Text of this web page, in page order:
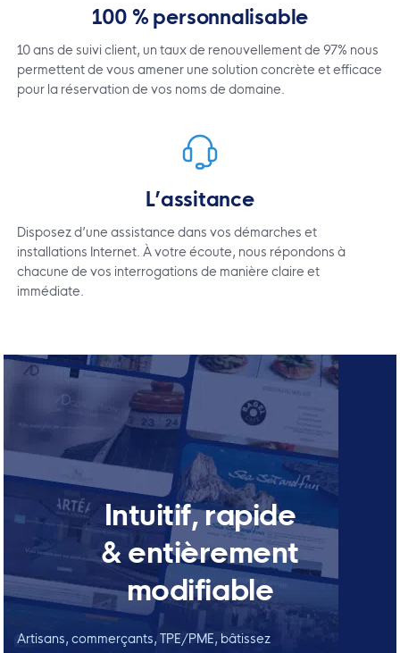
100 % personnalisable
10 ans de suivi client, un taux de renouvellement de 97% nous
permettent de vous amener une solution concrète et efficace
pour la réservation de vos noms de domaine.
L’assitance
Disposez d’une assistance dans vos démarches et
installations Internet. À votre écoute, nous répondons à
chacune de vos interrogations de manière claire et
immédiate.
Intuitif, rapide
& entièrement
modifiable
Artisans, commerçants, TPE/PME, bâtissez